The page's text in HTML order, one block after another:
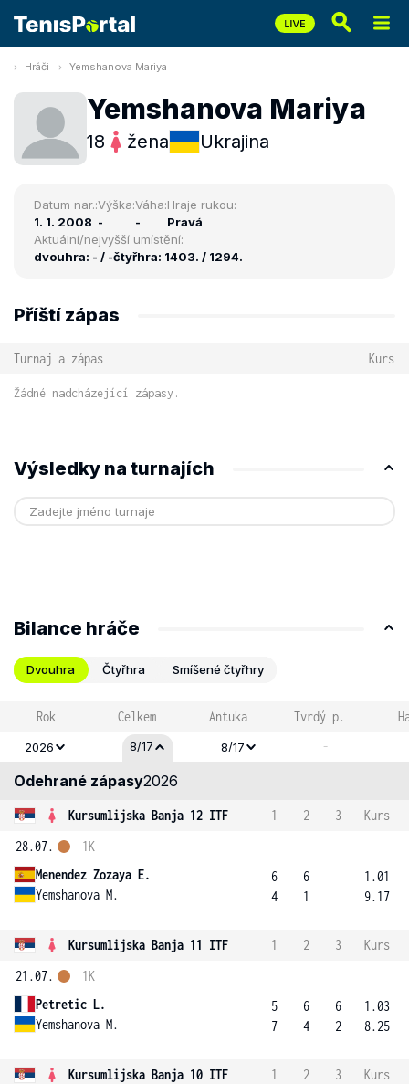
Hráči Yemshanova Mariya
Yemshanova Mariya
18 žena Ukrajina
Datum nar.:
1. 1. 2008
Výška:
-
Váha:
-
Hraje rukou:
Pravá
Aktuální/nejvyšší umístění:
dvouhra: - / -čtyřhra: 1403. / 1294.
Příští zápas
Turnaj a zápas Kurs
Žádné nadcházející zápasy.
Výsledky na turnajích
Bilance hráče
Dvouhra Čtyřhra Smíšené čtyřhry
Rok Celkem Antuka Tvrdý p.
2026 8/17 8/17 -
Odehrané zápasy2026
Kursumlijska Banja 12 ITF 1 2 3
Kurs
28.07.
Menendez Zozaya E.
Yemshanova M.
1K
6
4
6
1
1.01
9.17
Kursumlijska Banja 11 ITF 1 2 3
Kurs
21.07.
Petretic L.
Yemshanova M.
1K
5
7
6
4
6
2
1.03
8.25
Kursumlijska Banja 10 ITF 1 2 3
Kurs